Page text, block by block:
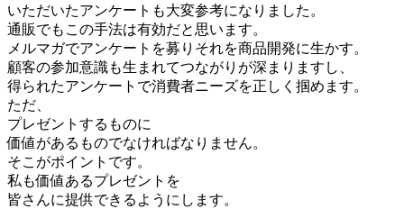
いただいたアンケートも大変参考になりました。
通販でもこの手法は有効だと思います。
メルマガでアンケートを募りそれを商品開発に生かす。
顧客の参加意識も生まれてつながりが深まりますし、
得られたアンケートで消費者ニーズを正しく掴めます。
ただ、
プレゼントするものに
価値があるものでなければなりません。
そこがポイントです。
私も価値あるプレゼントを
皆さんに提供できるようにします。